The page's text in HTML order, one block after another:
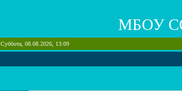
МБОУ
Суббота, 08.08.2026, 13:09